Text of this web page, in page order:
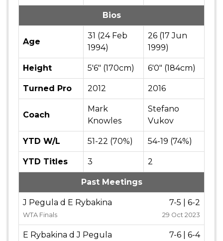
Bios
Age
31 (24 Feb
1994)
26 (17 Jun
1999)
Height 5'6" (170cm) 6'0" (184cm)
Turned Pro 2012 2016
Coach
Mark
Knowles
Stefano
Vukov
YTD W/L 51-22 (70%) 54-19 (74%)
YTD Titles 3 2
Past Meetings
J Pegula d E Rybakina
WTA Finals
7-5 | 6-2
29 Oct 2023
E Rybakina d J Pegula 7-6 | 6-4